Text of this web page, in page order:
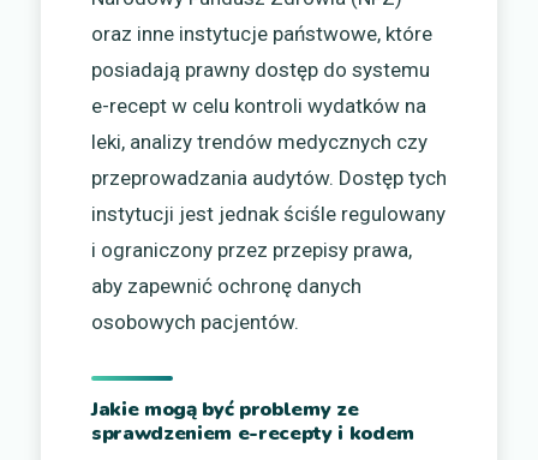
oraz inne instytucje państwowe, które
posiadają prawny dostęp do systemu
e-recept w celu kontroli wydatków na
leki, analizy trendów medycznych czy
przeprowadzania audytów. Dostęp tych
instytucji jest jednak ściśle regulowany
i ograniczony przez przepisy prawa,
aby zapewnić ochronę danych
osobowych pacjentów.
Jakie mogą być problemy ze
sprawdzeniem e-recepty i kodem